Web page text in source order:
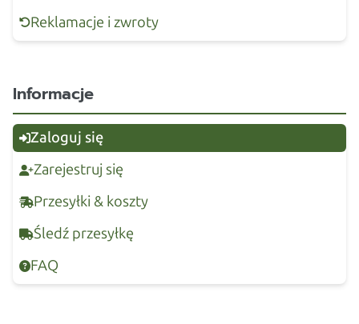
Reklamacje i zwroty
Informacje
Zaloguj się
Zarejestruj się
Przesyłki & koszty
Śledź przesyłkę
FAQ